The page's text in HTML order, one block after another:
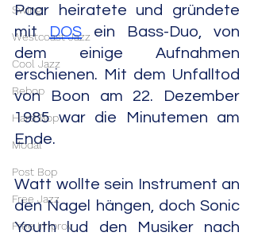
Swing
Westcoast Jazz
Cool Jazz
Bebop
Hard Bop
Modal
Post Bop
Free Jazz
Free Improv
Paar heiratete und gründete
mit DOS ein Bass-Duo, von
dem einige Aufnahmen
erschienen. Mit dem Unfalltod
von Boon am 22. Dezember
1985 war die Minutemen am
Ende.
Watt wollte sein Instrument an
den Nagel hängen, doch Sonic
Youth lud den Musiker nach